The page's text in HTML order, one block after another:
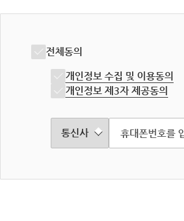
전체동의
개인정보 수집 및 이용동의
개인정보 제3자 제공동의